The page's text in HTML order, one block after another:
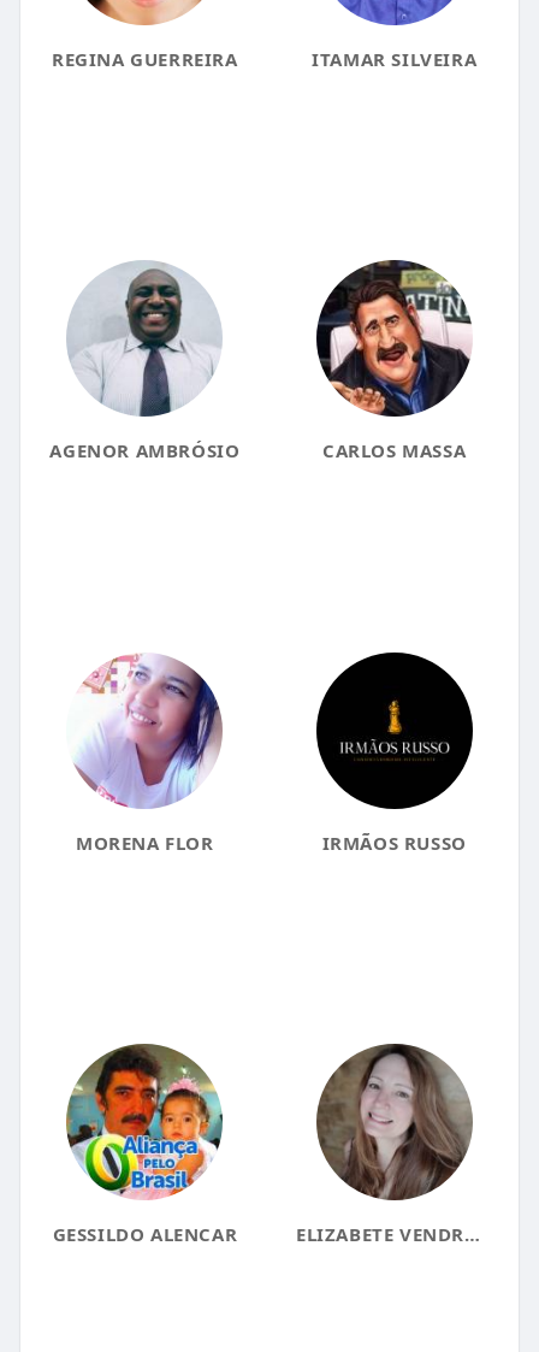
REGINA GUERREIRA ITAMAR SILVEIRA
AGENOR AMBRÓSIO CARLOS MASSA
MORENA FLOR IRMÃOS RUSSO
GESSILDO ALENCAR ELIZABETE VENDRAMINI